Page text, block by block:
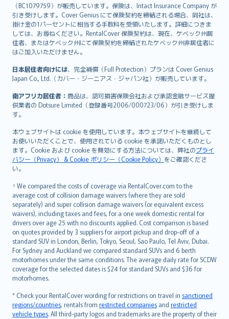
（BC1079759）が販売しています。保険は、Intact Insurance Company が
引き受けします。Cover Genius にて保険契約を締結される場合、同社は、
掛け金の1パーセントに相当する手数料を受領いたします。詳細につきま
しては、お尋ねください。RentalCover 保険契約は、現在、ケベック州居
住者、またはケベック州にて保険契約を締結されたケベック州非居住者に
はご加入いただけません。
日本居住者向けには、完全補償（Full Protection）プランは Cover Genius
Japan Co., Ltd.（カバー・ジーニアス・ジャパン社）が販売しています。
南アフリカ居住者： 商品は、認可損害保険会社および承認金融サービス提
供業者の Dotsure Limited（登録番号2006/000723/06）が引き受けしま
す。
本ウェブサイトは cookie を使用しています。本ウェブサイトを継続して
お使いいただくことで、使用されている cookie を承諾いただくものとし
ます。Cookie および cookie を無効にする方法については、弊社のプライ
バシー（Privacy） & Cookie ポリシー（Cookie Policy） をご確認くださ
い。
† We compared the costs of coverage via RentalCover.com to the
average cost of collision damage waivers (where they are sold
separately) and super collision damage waivers (or equivalent excess
waivers), including taxes and fees, for a one week domestic rental for
drivers over age 25 with no discounts applied. Cost comparison is based
on quotes provided by 3 suppliers for airport pickup and drop-off of a
standard SUV in London, Berlin, Tokyo, Seoul, Sao Paulo, Tel Aviv, Dubai.
For Sydney and Auckland we compared standard SUVs and 6 berth
motorhomes under the same conditions. The average daily rate for SCDW
coverage for the selected dates is $24 for standard SUVs and $36 for
motorhomes.
* Check your RentalCover wording for restrictions on travel in sanctioned
regions/countries, rentals from restricted companies and restricted
vehicle types. All third-party logos and trademarks are the property of their